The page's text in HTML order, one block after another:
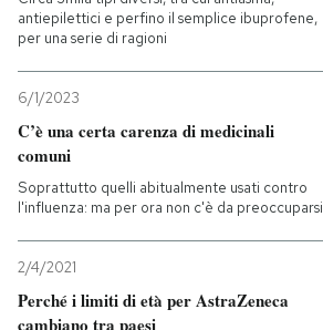
antiepilettici e perfino il semplice ibuprofene,
per una serie di ragioni
6/1/2023
C’è una certa carenza di medicinali
comuni
Soprattutto quelli abitualmente usati contro
l'influenza: ma per ora non c'è da preoccuparsi
2/4/2021
Perché i limiti di età per AstraZeneca
cambiano tra paesi